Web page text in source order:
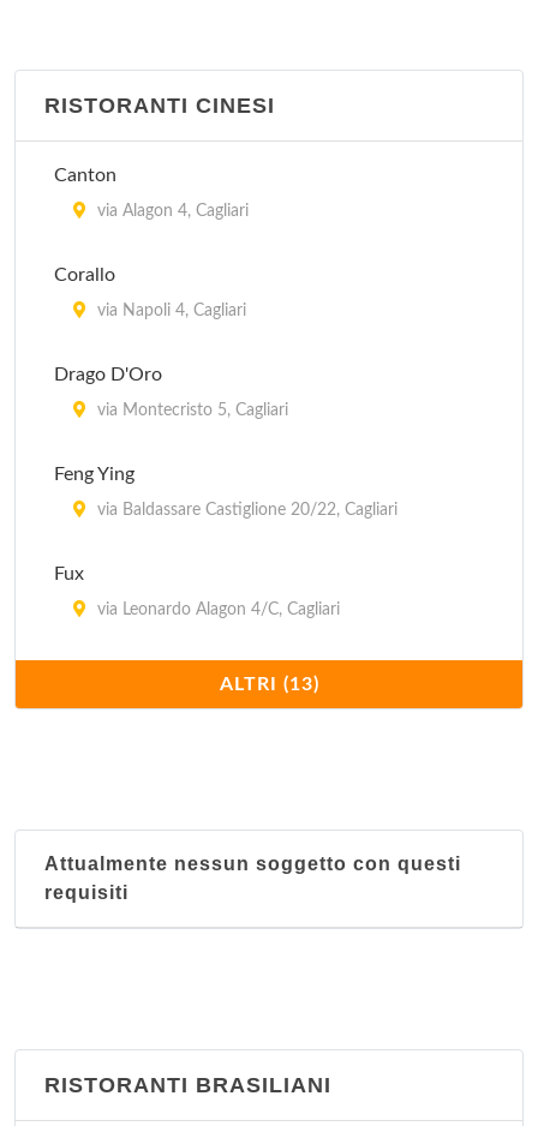
RISTORANTI CINESI
Canton
via Alagon 4, Cagliari
Corallo
via Napoli 4, Cagliari
Drago D'Oro
via Montecristo 5, Cagliari
Feng Ying
via Baldassare Castiglione 20/22, Cagliari
Fux
via Leonardo Alagon 4/C, Cagliari
viale Armando Diaz 91, Cagliari
Il Paradiso
ALTRI (13)
Attualmente nessun soggetto con questi
requisiti
RISTORANTI BRASILIANI